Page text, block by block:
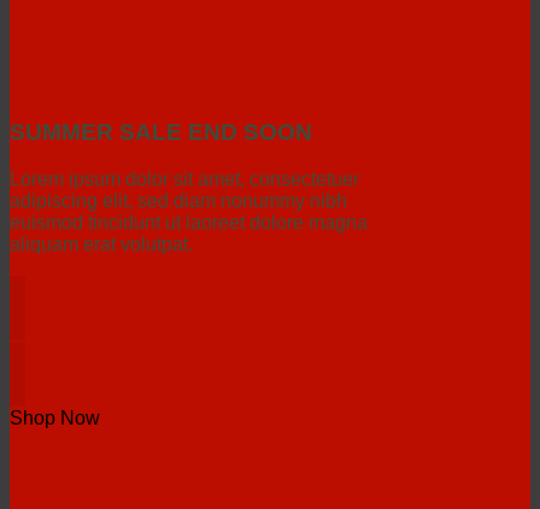
SUMMER SALE END SOON
Lorem ipsum dolor sit amet, consectetuer
adipiscing elit, sed diam nonummy nibh
euismod tincidunt ut laoreet dolore magna
aliquam erat volutpat.
Shop Now